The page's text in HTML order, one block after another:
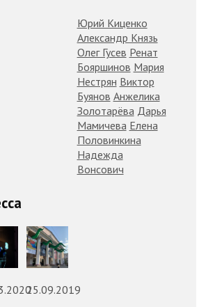
Юрий Киценко
Александр Князь
Олег Гусев Ренат
Бояршинов Мария
Нестрян Виктор
Буянов Анжелика
Золотарёва Дарья
Мамичева Елена
Половинкина
Надежда
Вонсович
25.09.2019